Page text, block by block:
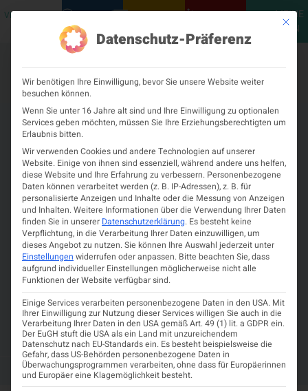
VERANSTALTUNGENPODCASTS NEUROLOGISCH KONTAKT
MEINE
ÖGN
Rückblick World Brain Day 2025:
Gehirngesundheit für alle
Altersgruppen
Juli 31, 2025 12:43 p.m.
Mit
Datenschutz-Präferenz
Wir benötigen Ihre Einwilligung, bevor Sie unsere Website weiter
besuchen können.
Wenn Sie unter 16 Jahre alt sind und Ihre Einwilligung zu optionalen
Services geben möchten, müssen Sie Ihre Erziehungsberechtigten um
Erlaubnis bitten.
Wir verwenden Cookies und andere Technologien auf unserer
Website. Einige von ihnen sind essenziell, während andere uns helfen,
diese Website und Ihre Erfahrung zu verbessern. Personenbezogene
Daten können verarbeitet werden (z. B. IP-Adressen), z. B. für
personalisierte Anzeigen und Inhalte oder die Messung von Anzeigen
und Inhalten.Weitere Informationen über die Verwendung Ihrer Daten
finden Sie in unserer Datenschutzerklärung. Es besteht keine
Verpflichtung, in die Verarbeitung Ihrer Daten einzuwilligen, um
dieses Angebot zu nutzen.Sie können Ihre Auswahl jederzeit unter
Einstellungen widerrufen oder anpassen. Bitte beachten Sie, dass
aufgrund individueller Einstellungen möglicherweise nicht alle
Funktionen der Website verfügbar sind.
Einige Services verarbeiten personenbezogene Daten in den USA. Mit
Ihrer Einwilligung zur Nutzung dieser Services willigen Sie auch in die
Verarbeitung Ihrer Daten in den USA gemäß Art. 49 (1) lit. a GDPR ein.
Der EuGH stuft die USA als ein Land mit unzureichendem
Datenschutz nach EU-Standards ein. Es besteht beispielsweise die
Gefahr, dass US-Behörden personenbezogene Daten in
Überwachungsprogrammen verarbeiten, ohne dass für Europäerinnen
und Europäer eine Klagemöglichkeit besteht.